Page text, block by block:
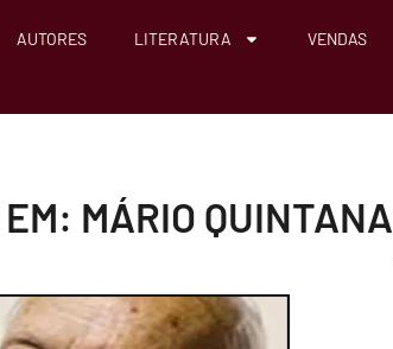
AUTORES LITERATURA VENDAS
MÁRIO QUINTANA